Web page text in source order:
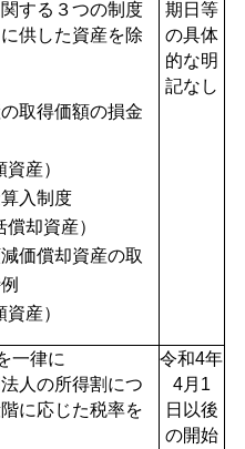
する３つの制度
供した資産を除
取得価額の損金
産）
入制度
償却資産）
価償却資産の取
産）
期日等
の具体
的な明
記なし
一律に
人の所得割につ
に応じた税率を
令和4年
4月1
日以後
の開始